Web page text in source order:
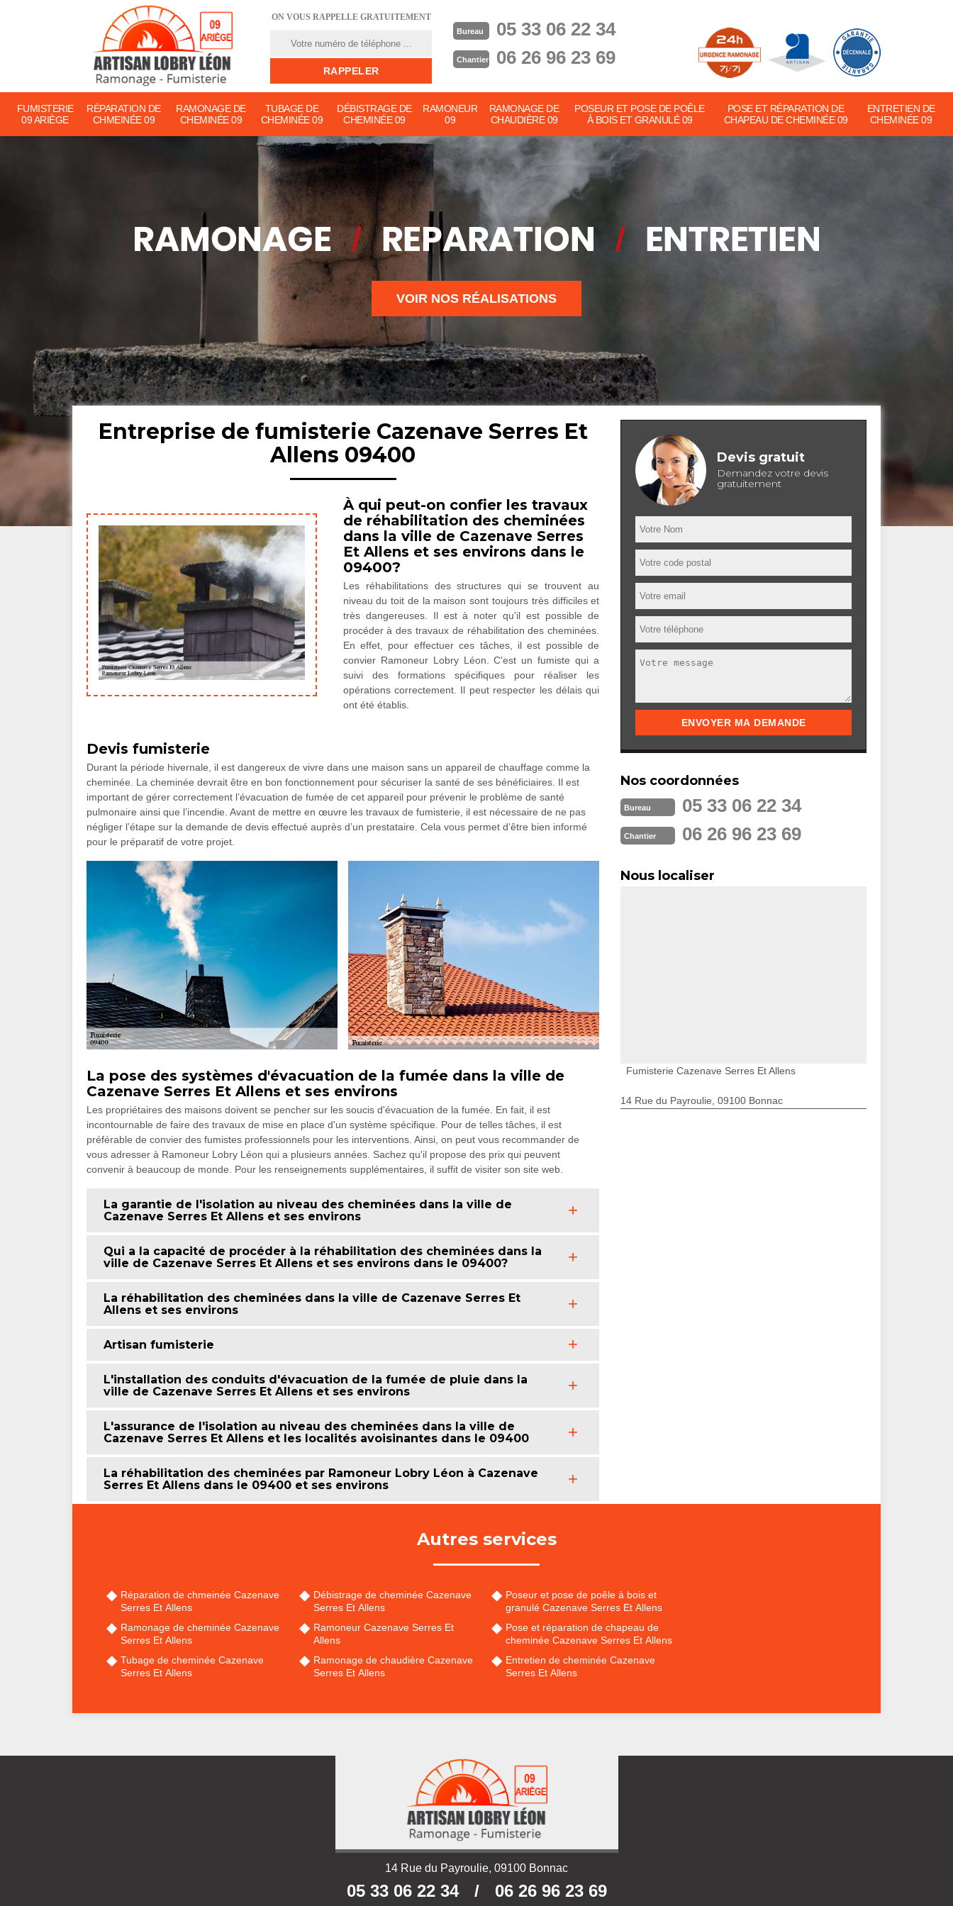
ON VOUS RAPPELLE GRATUITEMENT
Bureau 05 33 06 22 34
Chantier 06 26 96 23 69
FUMISTERIE
09 ARIÈGE
RÉPARATION DE
CHMEINÉE 09
RAMONAGE DE
CHEMINÉE 09
TUBAGE DE
CHEMINÉE 09
DÉBISTRAGE DE
CHEMINÉE 09
RAMONEUR
09
RAMONAGE DE
CHAUDIÈRE 09
POSEUR ET POSE DE POÊLE
À BOIS ET GRANULÉ 09
POSE ET RÉPARATION DE
CHAPEAU DE CHEMINÉE 09
ENTRETIEN DE
CHEMINÉE 09
VOIR NOS RÉALISATIONS
Entreprise de fumisterie Cazenave Serres Et
Allens 09400
À qui peut-on confier les travaux
de réhabilitation des cheminées
dans la ville de Cazenave Serres
Et Allens et ses environs dans le
09400?
Les réhabilitations des structures qui se trouvent au
niveau du toit de la maison sont toujours très difficiles et
très dangereuses. Il est à noter qu'il est possible de
procéder à des travaux de réhabilitation des cheminées.
En effet, pour effectuer ces tâches, il est possible de
convier Ramoneur Lobry Léon. C'est un fumiste qui a
suivi des formations spécifiques pour réaliser les
opérations correctement. Il peut respecter les délais qui
ont été établis.
Devis fumisterie
Durant la période hivernale, il est dangereux de vivre dans une maison sans un appareil de chauffage comme la
cheminée. La cheminée devrait être en bon fonctionnement pour sécuriser la santé de ses bénéficiaires. Il est
important de gérer correctement l’évacuation de fumée de cet appareil pour prévenir le problème de santé
pulmonaire ainsi que l’incendie. Avant de mettre en œuvre les travaux de fumisterie, il est nécessaire de ne pas
négliger l’étape sur la demande de devis effectué auprès d’un prestataire. Cela vous permet d’être bien informé
pour le préparatif de votre projet.
La pose des systèmes d'évacuation de la fumée dans la ville de
Cazenave Serres Et Allens et ses environs
Les propriétaires des maisons doivent se pencher sur les soucis d'évacuation de la fumée. En fait, il est
incontournable de faire des travaux de mise en place d'un système spécifique. Pour de telles tâches, il est
préférable de convier des fumistes professionnels pour les interventions. Ainsi, on peut vous recommander de
vous adresser à Ramoneur Lobry Léon qui a plusieurs années. Sachez qu'il propose des prix qui peuvent
convenir à beaucoup de monde. Pour les renseignements supplémentaires, il suffit de visiter son site web.
La garantie de l'isolation au niveau des cheminées dans la ville de
Cazenave Serres Et Allens et ses environs
Qui a la capacité de procéder à la réhabilitation des cheminées dans la
ville de Cazenave Serres Et Allens et ses environs dans le 09400?
La réhabilitation des cheminées dans la ville de Cazenave Serres Et
Allens et ses environs
Artisan fumisterie
L'installation des conduits d'évacuation de la fumée de pluie dans la
ville de Cazenave Serres Et Allens et ses environs
L'assurance de l'isolation au niveau des cheminées dans la ville de
Cazenave Serres Et Allens et les localités avoisinantes dans le 09400
La réhabilitation des cheminées par Ramoneur Lobry Léon à Cazenave
Serres Et Allens dans le 09400 et ses environs
Devis gratuit
Demandez votre devis
gratuitement
Nos coordonnées
Bureau 05 33 06 22 34
Chantier 06 26 96 23 69
Nous localiser
Fumisterie Cazenave Serres Et Allens
14 Rue du Payroulie, 09100 Bonnac
Autres services
Réparation de chmeinée Cazenave
Serres Et Allens
Ramonage de cheminée Cazenave
Serres Et Allens
Tubage de cheminée Cazenave
Serres Et Allens
Débistrage de cheminée Cazenave
Serres Et Allens
Ramoneur Cazenave Serres Et
Allens
Ramonage de chaudière Cazenave
Serres Et Allens
Poseur et pose de poêle à bois et
granulé Cazenave Serres Et Allens
Pose et réparation de chapeau de
cheminée Cazenave Serres Et Allens
Entretien de cheminée Cazenave
Serres Et Allens
14 Rue du Payroulie, 09100 Bonnac
05 33 06 22 34 / 06 26 96 23 69